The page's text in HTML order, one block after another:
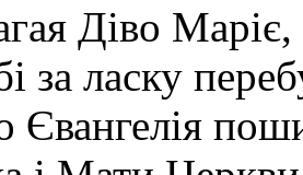
Діво
за ласку
Євангелія